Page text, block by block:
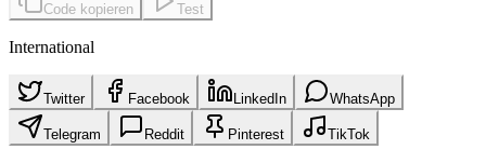
Code kopieren Test
International
Twitter Facebook LinkedIn WhatsApp
Telegram Reddit Pinterest TikTok